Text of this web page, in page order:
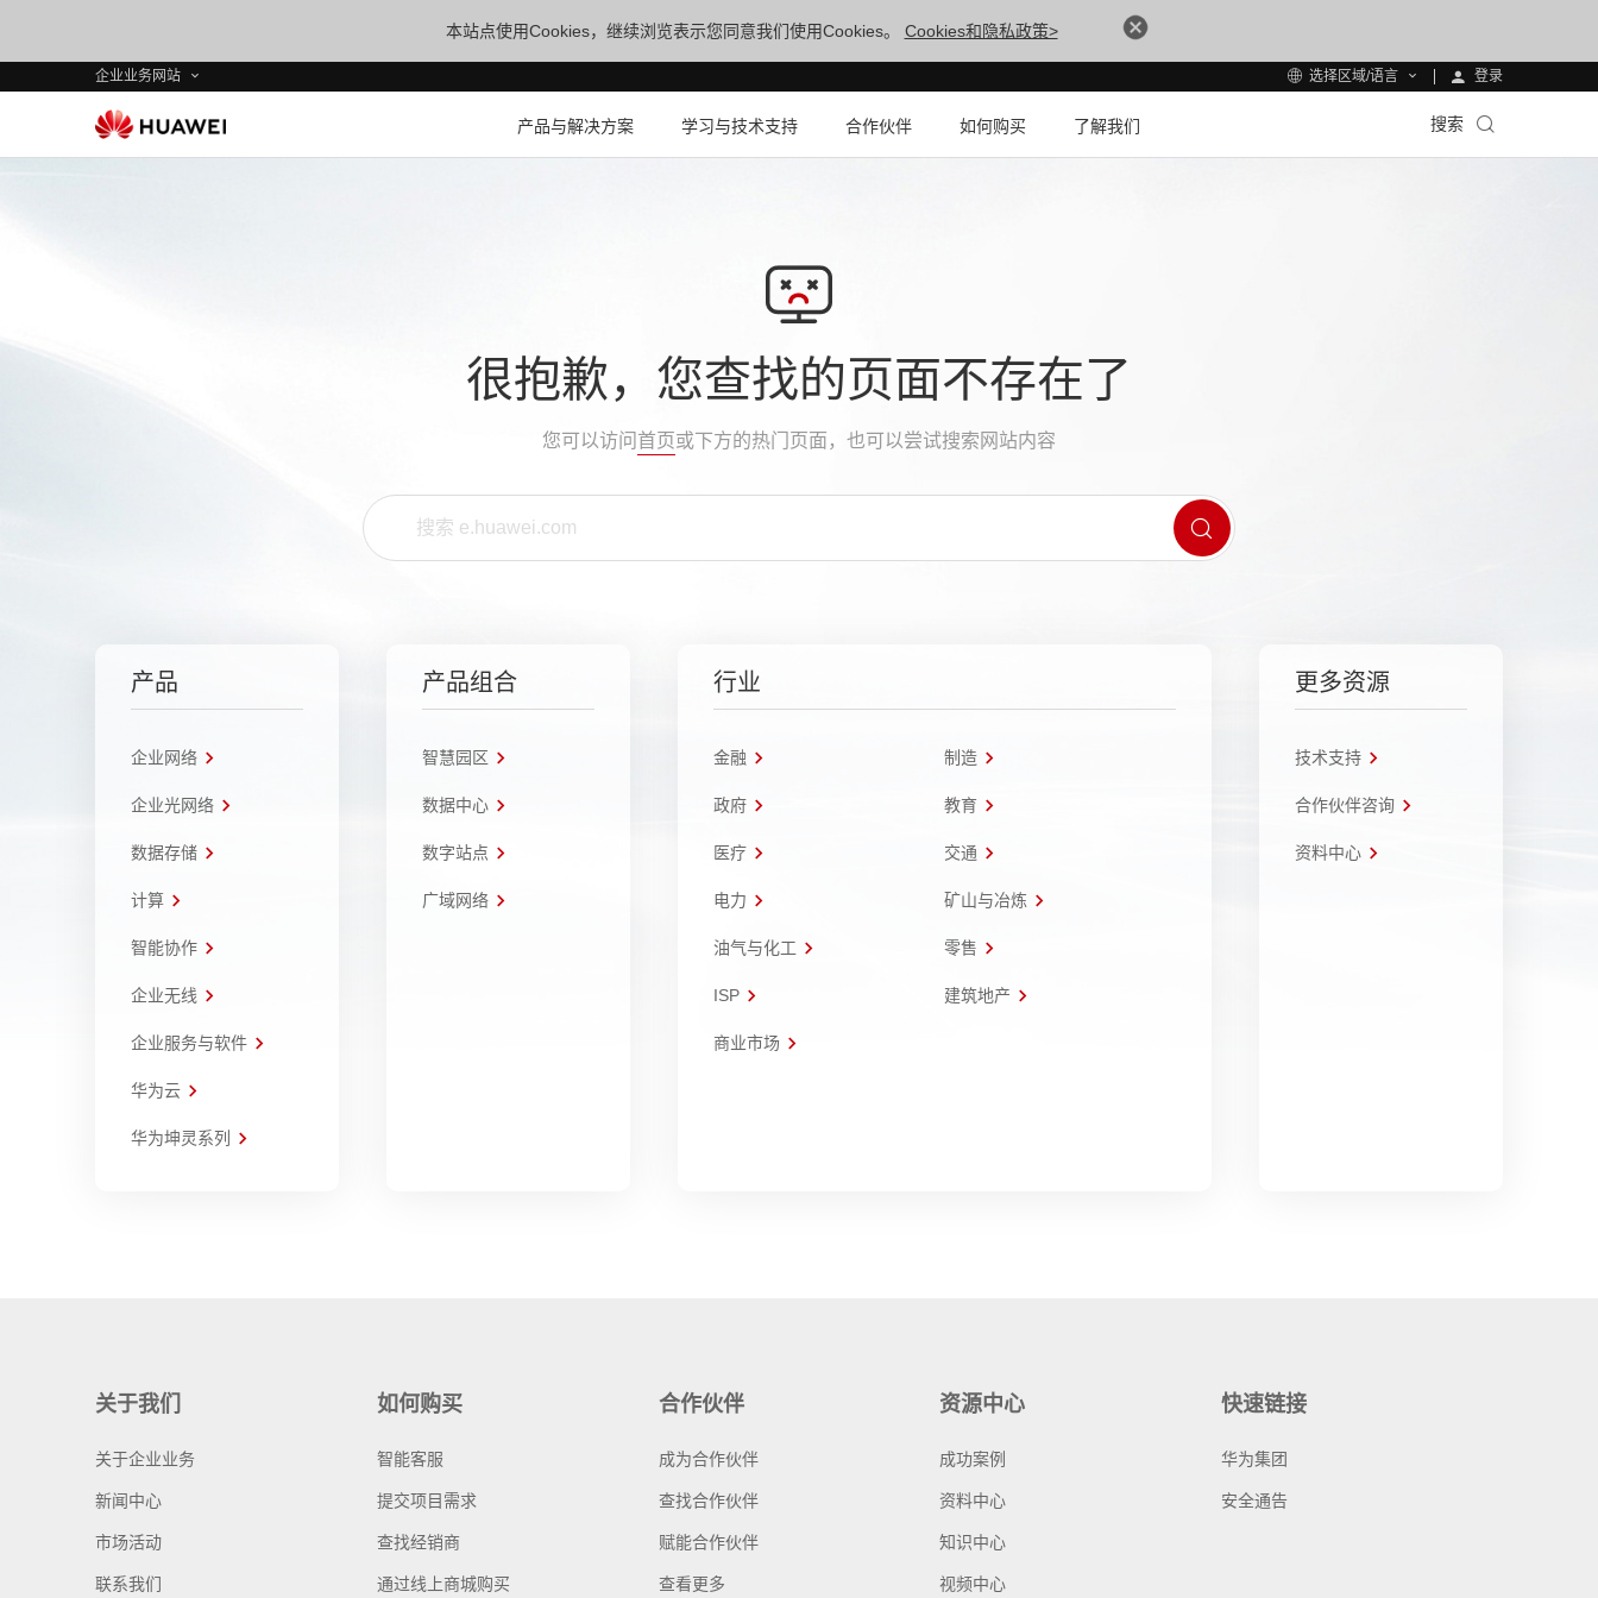
本站点使用Cookies，继续浏览表示您同意我们使用Cookies。 Cookies和隐私政策>
企业业务网站 选择区域/语言 登录
产品与解决方案 学习与技术支持 合作伙伴 如何购买 了解我们 搜索
很抱歉，您查找的页面不存在了
您可以访问 首页或下方的热门页面，也可以尝试搜索网站内容
产品
企业网络
企业光网络
数据存储
计算
智能协作
企业无线
企业服务与软件
华为云
华为坤灵系列
产品组合
智慧园区
数据中心
数字站点
广域网络
行业
金融 制造
政府 教育
医疗 交通
电力 矿山与冶炼
油气与化工 零售
ISP 建筑地产
商业市场
更多资源
技术支持
合作伙伴咨询
资料中心
关于我们
关于企业业务
新闻中心
市场活动
联系我们
如何购买
智能客服
提交项目需求
查找经销商
通过线上商城购买
合作伙伴
成为合作伙伴
查找合作伙伴
赋能合作伙伴
查看更多
资源中心
成功案例
资料中心
知识中心
视频中心
快速链接
华为集团
安全通告